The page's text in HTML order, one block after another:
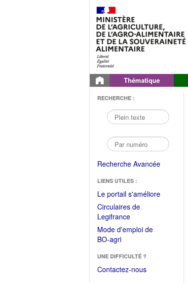
Thématique
RECHERCHE :
Recherche Avancée
LIENS UTILES :
Le portail s'améliore(Fichier
Circulaires de
Legifrance(Ouvrir
dans
une
fenêtre)
Mode d'emploi de
BO-agri(Ouvrir
une
nouvelle
UNE DIFFICULTÉ ?
Contactez-nous